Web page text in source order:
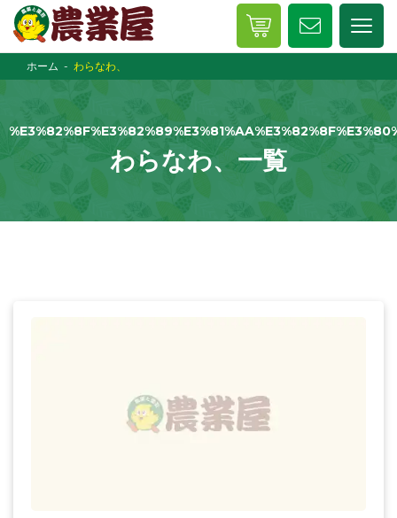
ホーム わらなわ、
わらなわ、一覧